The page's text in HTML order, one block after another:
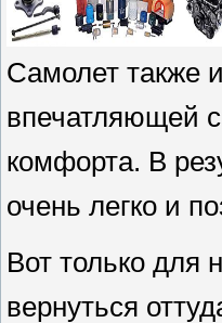
Самолет также
впечатляющей
комфорта. В
очень легко и
Вот только для
вернуться